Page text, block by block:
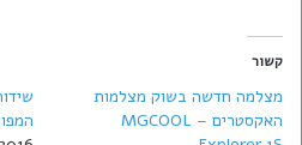
קשור
מצלמה חדשה בשוק מצלמות
האקסטרים – MGCOOL